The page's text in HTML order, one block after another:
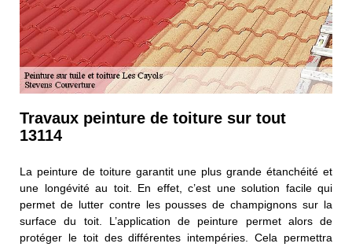
Travaux peinture de toiture sur tout
13114
La peinture de toiture garantit une plus grande étanchéité et
une longévité au toit. En effet, c’est une solution facile qui
permet de lutter contre les pousses de champignons sur la
surface du toit. L’application de peinture permet alors de
protéger le toit des différentes intempéries. Cela permettra